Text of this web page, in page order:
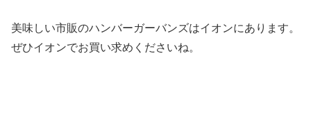
美味しい市販のハンバーガーバンズはイオンにあります。
ぜひイオンでお買い求めくださいね。